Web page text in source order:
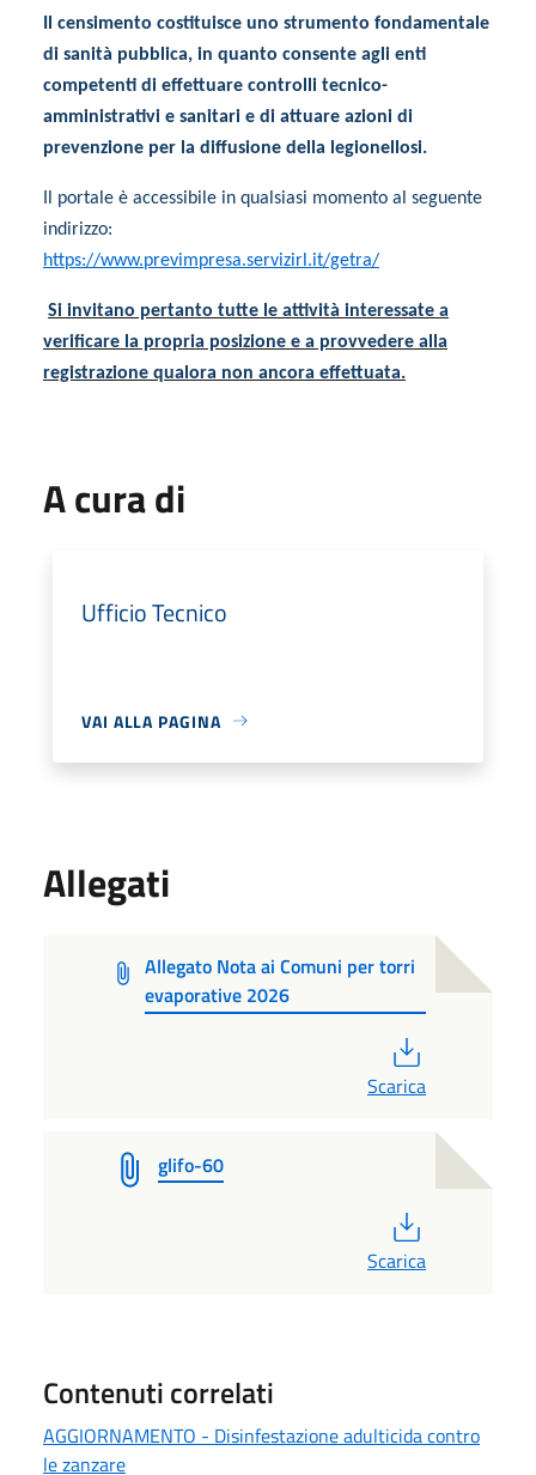
Il censimento costituisce uno strumento fondamentale
di sanità pubblica, in quanto consente agli enti
competenti di effettuare controlli tecnico-
amministrativi e sanitari e di attuare azioni di
prevenzione per la diffusione della legionellosi.
Il portale è accessibile in qualsiasi momento al seguente
indirizzo:
https://www.previmpresa.servizirl.it/getra/
Si invitano pertanto tutte le attività interessate a
verificare la propria posizione e a provvedere alla
registrazione qualora non ancora effettuata.
A cura di
Ufficio Tecnico
VAI ALLA PAGINA
Allegati
Allegato Nota ai Comuni per torri
evaporative 2026
Scarica
glifo-60
Scarica
Contenuti correlati
AGGIORNAMENTO - Disinfestazione adulticida contro
le zanzare